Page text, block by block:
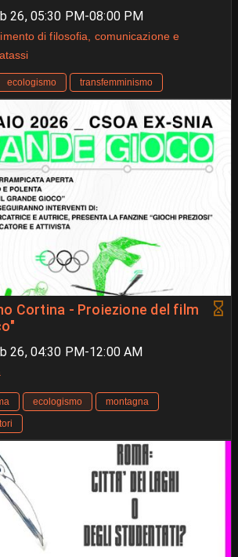
26, 05:30 PM-08:00 PM
di filosofia, comunicazione e
ecologismo transfemminismo
Cortina - Proiezione del film
26, 04:30 PM-12:00 AM
ecologismo
montagna